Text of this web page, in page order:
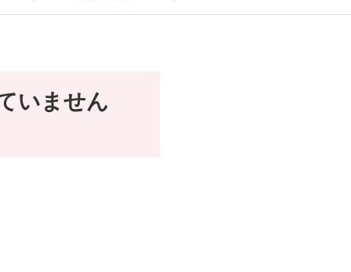
いません